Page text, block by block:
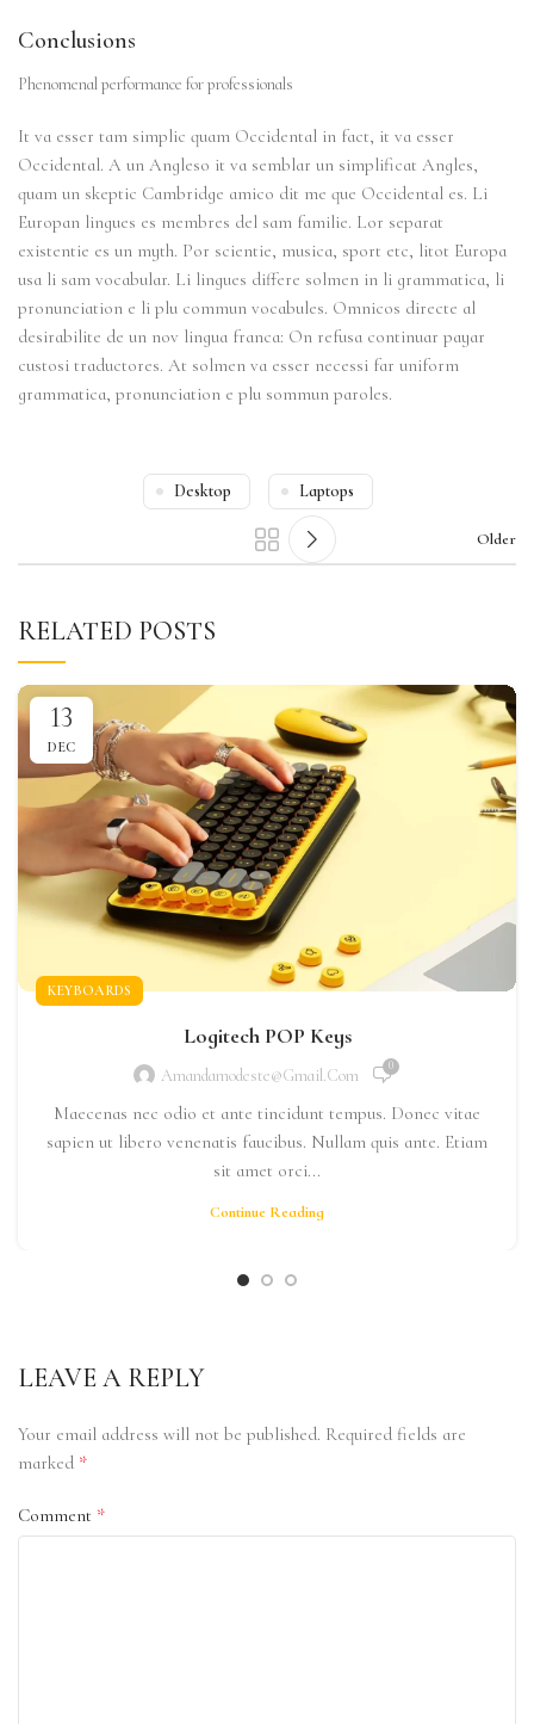
Conclusions
Phenomenal performance for professionals
It va esser tam simplic quam Occidental in fact, it va esser
Occidental. A un Angleso it va semblar un simplificat Angles,
quam un skeptic Cambridge amico dit me que Occidental es. Li
Europan lingues es membres del sam familie. Lor separat
existentie es un myth. Por scientie, musica, sport etc, litot Europa
usa li sam vocabular. Li lingues differe solmen in li grammatica, li
pronunciation e li plu commun vocabules. Omnicos directe al
desirabilite de un nov lingua franca: On refusa continuar payar
custosi traductores. At solmen va esser necessi far uniform
grammatica, pronunciation e plu sommun paroles.
Desktop Laptops
Older
RELATED POSTS
13
DEC
KEYBOARDS
Logitech POP Keys
Amandamodeste@gmail.com 0
Maecenas nec odio et ante tincidunt tempus. Donec vitae
sapien ut libero venenatis faucibus. Nullam quis ante. Etiam
sit amet orci...
Continue Reading
LEAVE A REPLY
Your email address will not be published. Required fields are
marked *
Comment *